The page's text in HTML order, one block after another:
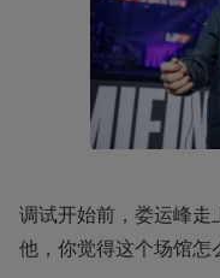
调试开始前，娄运峰
他，你觉得这个场馆怎